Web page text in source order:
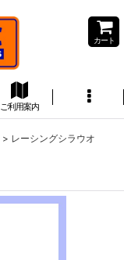
カート
ご利用案内
> レーシングシラウオ